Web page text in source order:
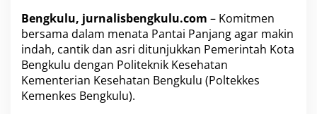
a
h
a
n
P
o
l
Bengkulu, jurnalisbengkulu.com – Komitmen
bersama dalam menata Pantai Panjang agar makin
indah, cantik dan asri ditunjukkan Pemerintah Kota
Bengkulu dengan Politeknik Kesehatan
Kementerian Kesehatan Bengkulu (Poltekkes
Kemenkes Bengkulu).